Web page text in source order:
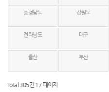
충청남도 강원도
전라남도 대구
울산 부산
Total 305건 17 페이지